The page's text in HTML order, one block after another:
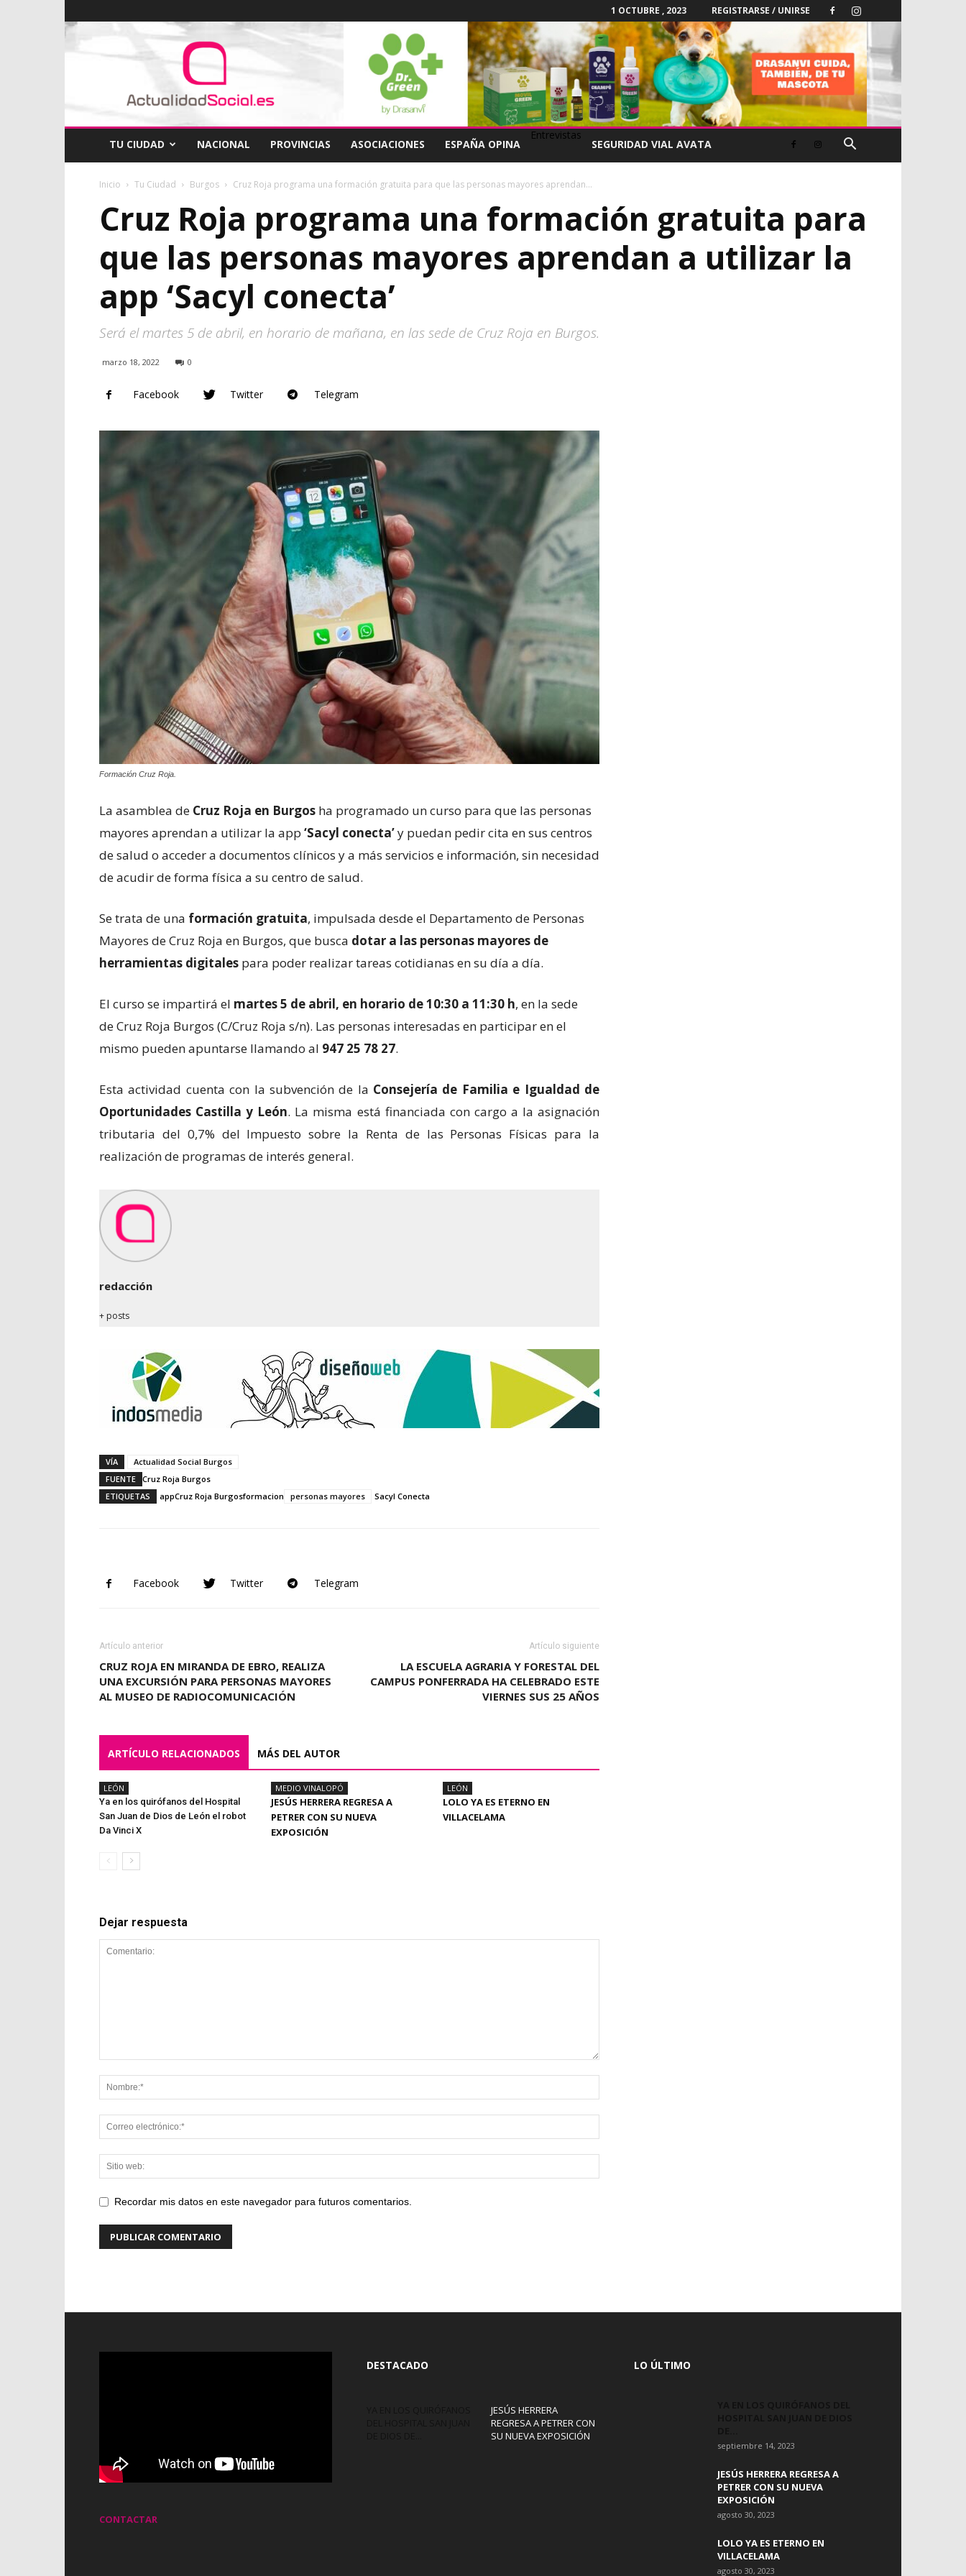
1 OCTUBRE , 2023 REGISTRARSE / UNIRSE
ActualidadSocial
TU CIUDAD NACIONAL PROVINCIAS ASOCIACIONES ESPAÑA OPINA
Entrevistas
SEGURIDAD VIAL AVATA
Inicio Tu Ciudad Burgos Cruz Roja programa una formación gratuita para que las personas mayores aprendan...
Cruz Roja programa una formación gratuita para
que las personas mayores aprendan a utilizar la
app ‘Sacyl conecta’
Será el martes 5 de abril, en horario de mañana, en las sede de Cruz Roja en Burgos.
marzo 18, 2022 0
Facebook Twitter Telegram
Formación Cruz Roja.
La asamblea de Cruz Roja en Burgos ha programado un curso para que las personas
mayores aprendan a utilizar la app ‘Sacyl conecta’y puedan pedir cita en sus centros
de salud o acceder a documentos clínicos y a más servicios e información, sin necesidad
de acudir de forma física a su centro de salud.
Se trata de una formación gratuita, impulsada desde el Departamento de Personas
Mayores de Cruz Roja en Burgos, que busca dotar a las personas mayores de
herramientas digitales para poder realizar tareas cotidianas en su día a día.
El curso se impartirá el martes 5 de abril, en horario de 10:30 a 11:30 h, en la sede
de Cruz Roja Burgos (C/Cruz Roja s/n). Las personas interesadas en participar en el
mismo pueden apuntarse llamando al 947 25 78 27.
Esta actividad cuenta con la subvención de la Consejería de Familia e Igualdad de
Oportunidades Castilla y León. La misma está financiada con cargo a la asignación
tributaria del 0,7% del Impuesto sobre la Renta de las Personas Físicas para la
realización de programas de interés general.
redacción
+ posts
VÍA
Actualidad Social Burgos
FUENTE Cruz Roja Burgos
ETIQUETAS
appCruz Roja Burgosformacion personas mayores Sacyl Conecta
Facebook Twitter Telegram
Artículo anterior
CRUZ ROJA EN MIRANDA DE EBRO, REALIZA
UNA EXCURSIÓN PARA PERSONAS MAYORES
AL MUSEO DE RADIOCOMUNICACIÓN
Artículo siguiente
LA ESCUELA AGRARIA Y FORESTAL DEL
CAMPUS PONFERRADA HA CELEBRADO ESTE
VIERNES SUS 25 AÑOS
ARTÍCULO RELACIONADOS MÁS DEL AUTOR
LEÓN
Ya en los quirófanos del Hospital
San Juan de Dios de León el robot
Da Vinci X
MEDIO VINALOPÓ
JESÚS HERRERA REGRESA A
PETRER CON SU NUEVA
EXPOSICIÓN
LEÓN
LOLO YA ES ETERNO EN
VILLACELAMA
Dejar respuesta
Recordar mis datos en este navegador para futuros comentarios.
CONTACTAR
DESTACADO
JESÚS HERRERA
REGRESA A PETRER CON
SU NUEVA EXPOSICIÓN
LO ÚLTIMO
septiembre 14, 2023
JESÚS HERRERA REGRESA A
PETRER CON SU NUEVA
EXPOSICIÓN
agosto 30, 2023
LOLO YA ES ETERNO EN
VILLACELAMA
agosto 30, 2023